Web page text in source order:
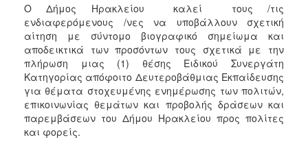
Ο Δήμος Ηρακλείου καλεί
τους /τις
ενδιαφερόμενους /νες να υποβάλλουν σχετική
αίτηση με σύντομο βιογραφικό σημείωμα και
αποδεικτικά των προσόντων τους σχετικά με την
πλήρωση μιας (1) θέσης Ειδικού Συνεργάτη
Κατηγορίας απόφοιτο Δευτεροβάθμιας Εκπαίδευσης
για θέματα στοχευμένης ενημέρωσης των πολιτών,
επικοινωνίας θεμάτων και προβολής δράσεων και
παρεμβάσεων του Δήμου Ηρακλείου προς πολίτες
και φορείς.